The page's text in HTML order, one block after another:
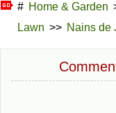
# Home & Garden
Lawn >> Nains de